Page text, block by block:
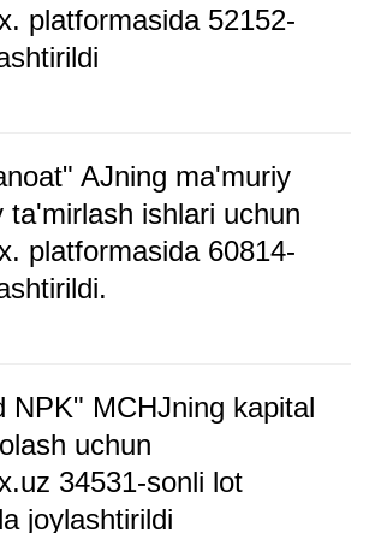
platformasida 52152-
AJning ma'muriy
ta'mirlash ishlari uchun
platformasida 60814-
NPK" MCHJning kapital
uchun
34531-sonli lot
joylashtirildi